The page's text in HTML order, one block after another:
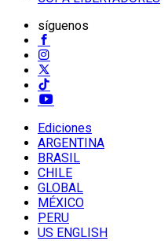
síguenos
Ediciones
ARGENTINA
BRASIL
CHILE
GLOBAL
MÉXICO
PERU
US ENGLISH